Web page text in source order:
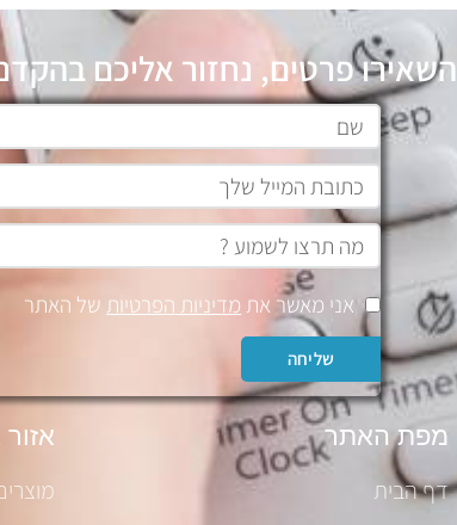
השאירו פרטים, נחזור אליכם
אני מאשר את מדיניות הפרטיות של האתר
שליחה
מפת האתר
דף הבית
אזור